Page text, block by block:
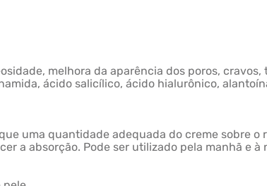
melhora da aparência dos poros,
ácido salicílico, ácido hialurônico,
uma quantidade adequada do creme sobre
a absorção. Pode ser utilizado pela manhã e